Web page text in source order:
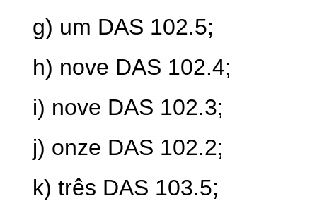
g) um DAS 102.5;
h) nove DAS 102.4;
i) nove DAS 102.3;
j) onze DAS 102.2;
k) três DAS 103.5;